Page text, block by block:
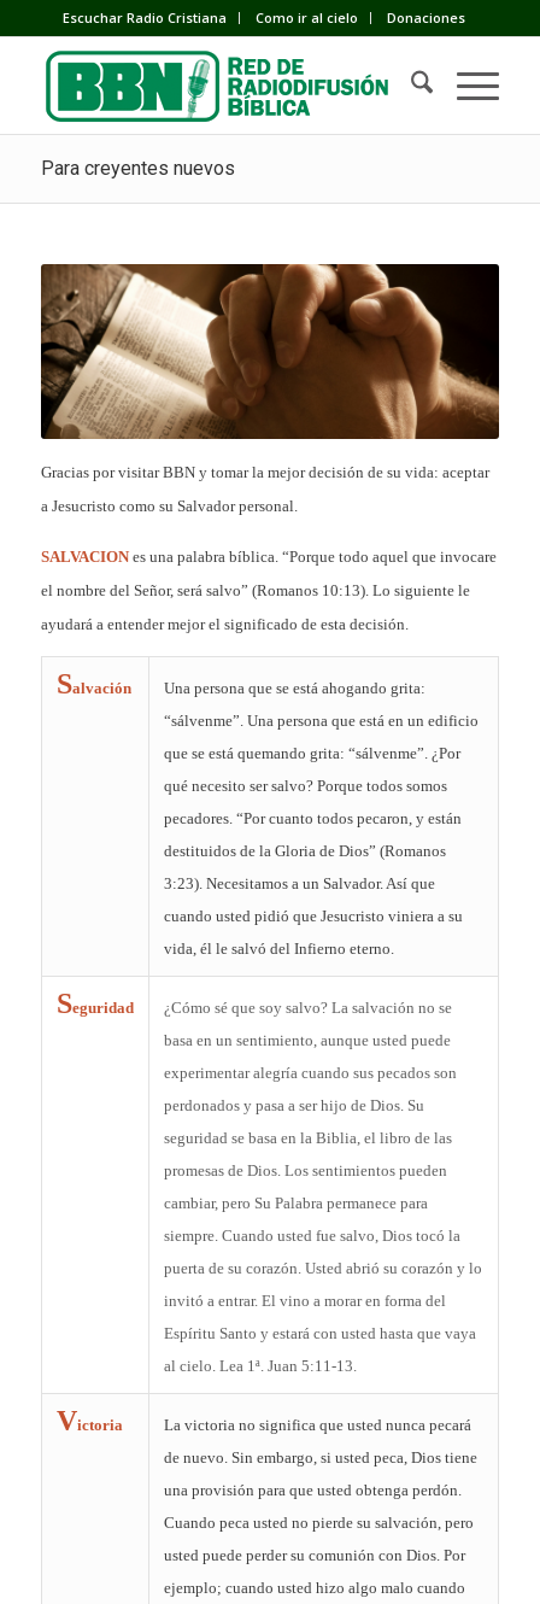
Escuchar Radio Cristiana Como ir al cielo Donaciones
Para creyentes nuevos
Gracias por visitar BBN y tomar la mejor decisión de su vida: aceptar
a Jesucristo como su Salvador personal.
SALVACIONes una palabra bíblica. “Porque todo aquel que invocare
el nombre del Señor, será salvo” (Romanos 10:13). Lo siguiente le
ayudará a entender mejor el significado de esta decisión.
Salvación
Una persona que se está ahogando grita:
“sálvenme”. Una persona que está en un edificio
que se está quemando grita: “sálvenme”. ¿Por
qué necesito ser salvo? Porque todos somos
pecadores. “Por cuanto todos pecaron, y están
destituidos de la Gloria de Dios” (Romanos
3:23). Necesitamos a un Salvador. Así que
cuando usted pidió que Jesucristo viniera a su
vida, él le salvó del Infierno eterno.
Seguridad
¿Cómo sé que soy salvo? La salvación no se
basa en un sentimiento, aunque usted puede
experimentar alegría cuando sus pecados son
perdonados y pasa a ser hijo de Dios. Su
seguridad se basa en la Biblia, el libro de las
promesas de Dios. Los sentimientos pueden
cambiar, pero Su Palabra permanece para
siempre. Cuando usted fue salvo, Dios tocó la
puerta de su corazón. Usted abrió su corazón y lo
invitó a entrar. El vino a morar en forma del
Espíritu Santo y estará con usted hasta que vaya
al cielo. Lea 1ª. Juan 5:11-13.
Victoria
La victoria no significa que usted nunca pecará
de nuevo. Sin embargo, si usted peca, Dios tiene
una provisión para que usted obtenga perdón.
Cuando peca usted no pierde su salvación, pero
usted puede perder su comunión con Dios. Por
ejemplo; cuando usted hizo algo malo cuando